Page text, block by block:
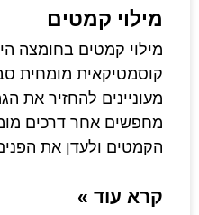
מילוי קמטים
מילוי קמטים בחומצה
קוסמטיקאית מומחית
מעוניינים להחזיר את
מחפשים אחר דרכים
הקמטים ולעדן את
קרא עוד »